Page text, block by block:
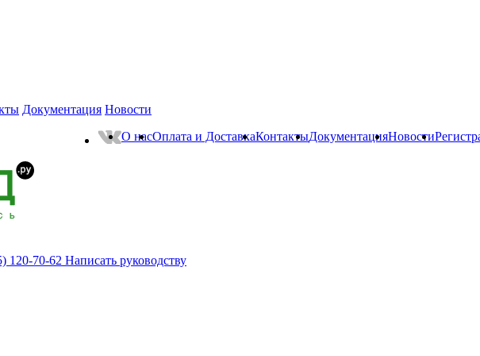
Документация Новости
О насОплата и ДоставкаКонтактыДокументацияНовости
120-70-62 Написать руководству